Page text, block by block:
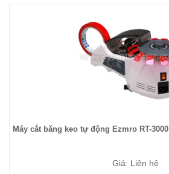
Máy cắt băng keo tự động Ezmro RT-3000
Giá: Liên hệ